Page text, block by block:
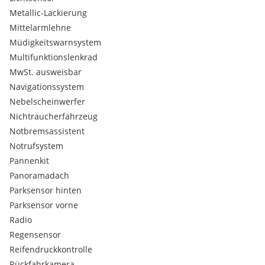
Metallic-Lackierung
Mittelarmlehne
Müdigkeitswarnsystem
Multifunktionslenkrad
MwSt. ausweisbar
Navigationssystem
Nebelscheinwerfer
Nichtraucherfahrzeug
Notbremsassistent
Notrufsystem
Pannenkit
Panoramadach
Parksensor hinten
Parksensor vorne
Radio
Regensensor
Reifendruckkontrolle